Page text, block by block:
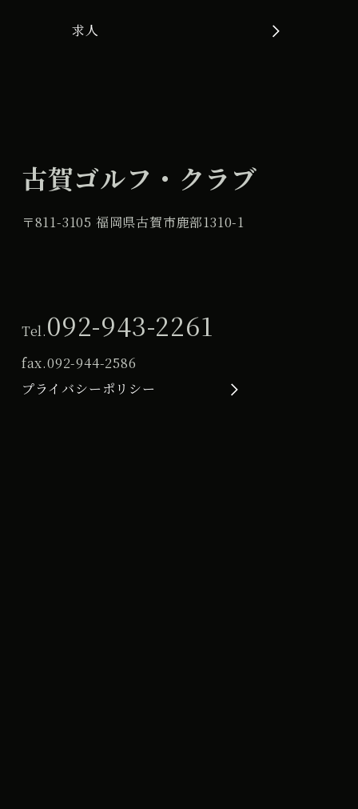
求人
古賀ゴルフ・クラブ
〒811-3105 福岡県古賀市鹿部1310-1
Tel.092-943-2261
fax.092-944-2586
プライバシーポリシー